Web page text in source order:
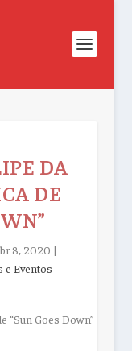
DA
DE
8, 2020 |
e Eventos